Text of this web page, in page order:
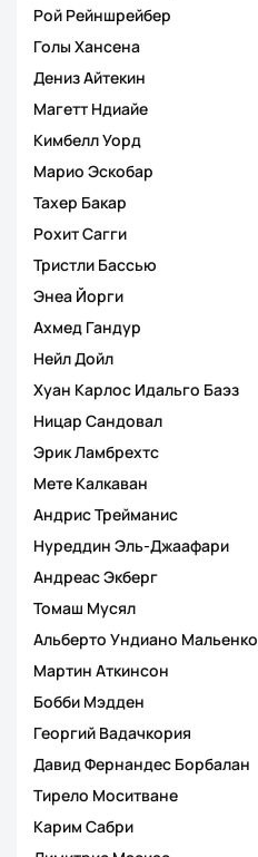
Рой Рейншрейбер
Голы Хансена
Дениз Айтекин
Магетт Ндиайе
Кимбелл Уорд
Марио Эскобар
Тахер Бакар
Рохит Сагги
Тристли Бассью
Энеа Йорги
Ахмед Гандур
Нейл Дойл
Хуан Карлос Идальго Баэз
Ницар Сандовал
Эрик Ламбрехтс
Мете Калкаван
Андрис Трейманис
Нуреддин Эль-Джаафари
Андреас Экберг
Томаш Мусял
Альберто Ундиано Мальенко
Мартин Аткинсон
Бобби Мэдден
Георгий Вадачкория
Давид Фернандес Борбалан
Тирело Моситване
Карим Сабри